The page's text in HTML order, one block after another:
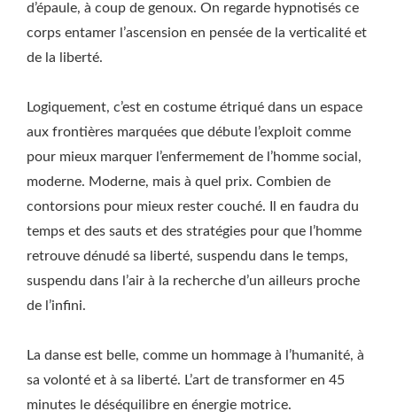
d’épaule, à coup de genoux. On regarde hypnotisés ce
corps entamer l’ascension en pensée de la verticalité et
de la liberté.
Logiquement, c’est en costume étriqué dans un espace
aux frontières marquées que débute l’exploit comme
pour mieux marquer l’enfermement de l’homme social,
moderne. Moderne, mais à quel prix. Combien de
contorsions pour mieux rester couché. Il en faudra du
temps et des sauts et des stratégies pour que l’homme
retrouve dénudé sa liberté, suspendu dans le temps,
suspendu dans l’air à la recherche d’un ailleurs proche
de l’infini.
La danse est belle, comme un hommage à l’humanité, à
sa volonté et à sa liberté. L’art de transformer en 45
minutes le déséquilibre en énergie motrice.